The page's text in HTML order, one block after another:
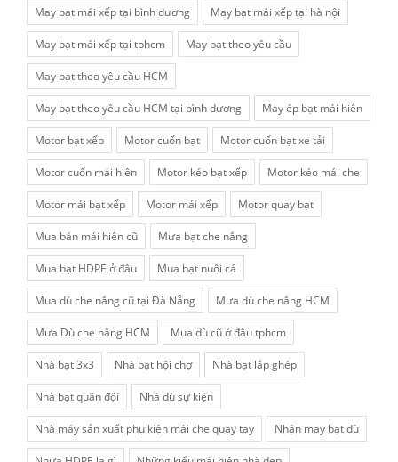
May bạt mái xếp tại bình dương May bạt mái xếp tại hà nội
May bạt mái xếp tại tphcm May bạt theo yêu cầu
May bạt theo yêu cầu HCM
May bạt theo yêu cầu HCM tại bình dương May ép bạt mái hiên
Motor bạt xếp Motor cuốn bạt Motor cuốn bạt xe tải
Motor cuốn mái hiên Motor kéo bạt xếp Motor kéo mái che
Motor mái bạt xếp Motor mái xếp Motor quay bạt
Mua bán mái hiên cũ Mưa bạt che nắng
Mua bạt HDPE ở đâu Mua bạt nuôi cá
Mua dù che nắng cũ tại Đà Nẵng Mưa dù che nắng HCM
Mưa Dù che nắng HCM Mua dù cũ ở đâu tphcm
Nhà bạt 3x3 Nhà bạt hội chợ Nhà bạt lắp ghép
Nhà bạt quân đội Nhà dù sự kiện
Nhà máy sản xuất phụ kiện mái che quay tay Nhận may bạt dù